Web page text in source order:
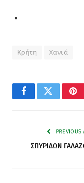
Κρήτη Χανιά
FacebookTwitter
PREVIOUS
ΣΠΥΡΙΔΩΝ